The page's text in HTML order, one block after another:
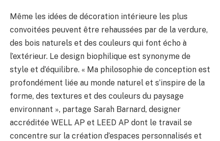
Même les idées de décoration intérieure les plus
convoitées peuvent être rehaussées par de la verdure,
des bois naturels et des couleurs qui font écho à
l’extérieur. Le design biophilique est synonyme de
style et d’équilibre. « Ma philosophie de conception est
profondément liée au monde naturel et s’inspire de la
forme, des textures et des couleurs du paysage
environnant », partage Sarah Barnard, designer
accréditée WELL AP et LEED AP dont le travail se
concentre sur la création d’espaces personnalisés et